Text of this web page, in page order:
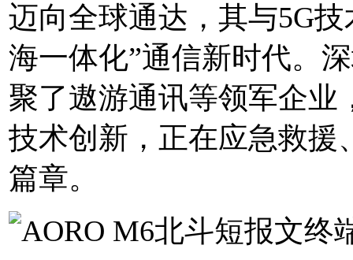
迈向全球通达，其与5G
海一体化”通信新时代。
聚了遨游通讯等领军企业
技术创新，正在应急救援
篇章。